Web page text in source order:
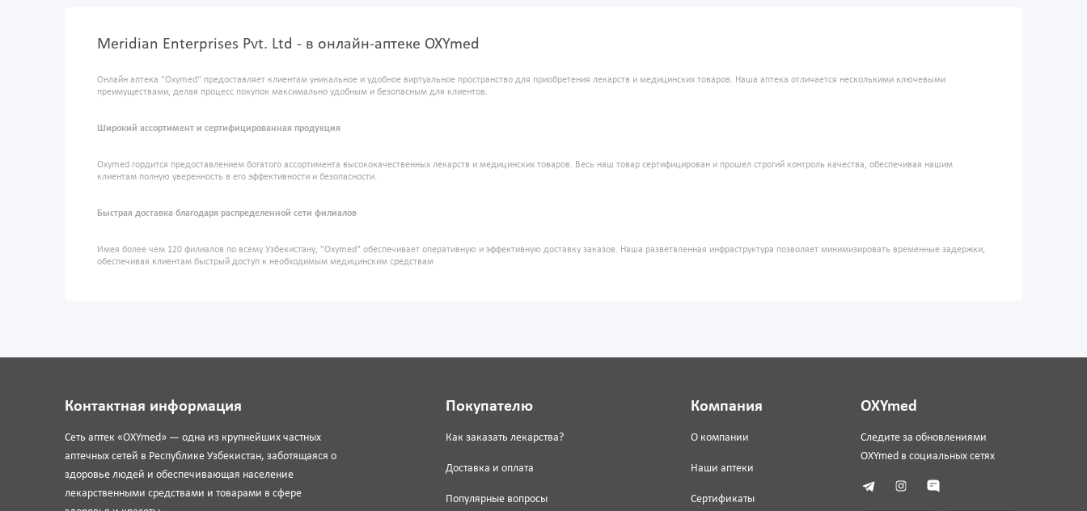
Meridian Enterprises Pvt. Ltd - в онлайн-аптеке OXYmed
Онлайн аптека "Oxymed" предоставляет клиентам уникальное и удобное виртуальное пространство для приобретения лекарств и медицинских товаров. Наша аптека отличается несколькими ключевыми
преимуществами, делая процесс покупок максимально удобным и безопасным для клиентов.
Широкий ассортимент и сертифицированная продукция
Oxymed гордится предоставлением богатого ассортимента высококачественных лекарств и медицинских товаров. Весь наш товар сертифицирован и прошел строгий контроль качества, обеспечивая нашим
клиентам полную уверенность в его эффективности и безопасности.
Быстрая доставка благодаря распределенной сети филиалов
Имея более чем 120 филиалов по всему Узбекистану, "Oxymed" обеспечивает оперативную и эффективную доставку заказов. Наша разветвленная инфраструктура позволяет минимизировать временные задержки,
обеспечивая клиентам быстрый доступ к необходимым медицинским средствам
Контактная информация
Сеть аптек «OXYmed» — одна из крупнейших частных
аптечных сетей в Республике Узбекистан, заботящаяся о
здоровье людей и обеспечивающая население
лекарственными средствами и товарами в сфере
Покупателю
Как заказать лекарства?
Доставка и оплата
Популярные вопросы
Компания
О компании
Наши аптеки
Сертификаты
OXYmed
Следите за обновлениями
OXYmed в социальных сетях